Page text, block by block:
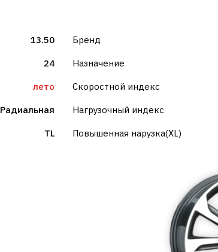
13.50
24
лето
Радиальная
TL
Бренд
Назначение
Скоростной индекс
Нагрузочный индекс
Повышенная нарузка(XL)